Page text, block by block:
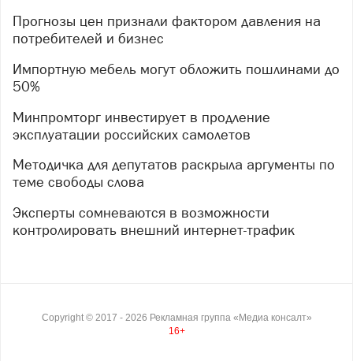
Прогнозы цен признали фактором давления на
потребителей и бизнес
Импортную мебель могут обложить пошлинами до
50%
Минпромторг инвестирует в продление
эксплуатации российских самолетов
Методичка для депутатов раскрыла аргументы по
теме свободы слова
Эксперты сомневаются в возможности
контролировать внешний интернет-трафик
Copyright © 2017 - 2026 Рекламная группа «Медиа консалт»
16+